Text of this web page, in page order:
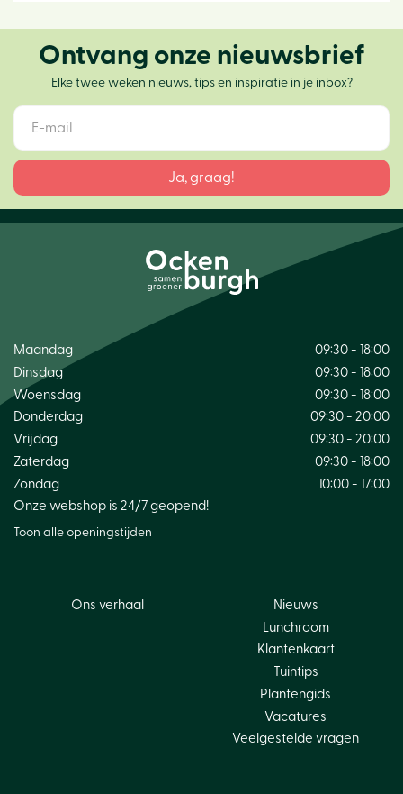
Ontvang onze nieuwsbrief
Elke twee weken nieuws, tips en inspiratie in je inbox?
Maandag
09:30 - 18:00
Dinsdag
09:30 - 18:00
Woensdag
09:30 - 18:00
Donderdag
09:30 - 20:00
Vrijdag
09:30 - 20:00
Zaterdag
09:30 - 18:00
Zondag
10:00 - 17:00
Onze webshop is 24/7 geopend!
Toon alle openingstijden
Ons verhaal
Nieuws
Lunchroom
Klantenkaart
Tuintips
Plantengids
Vacatures
Veelgestelde vragen